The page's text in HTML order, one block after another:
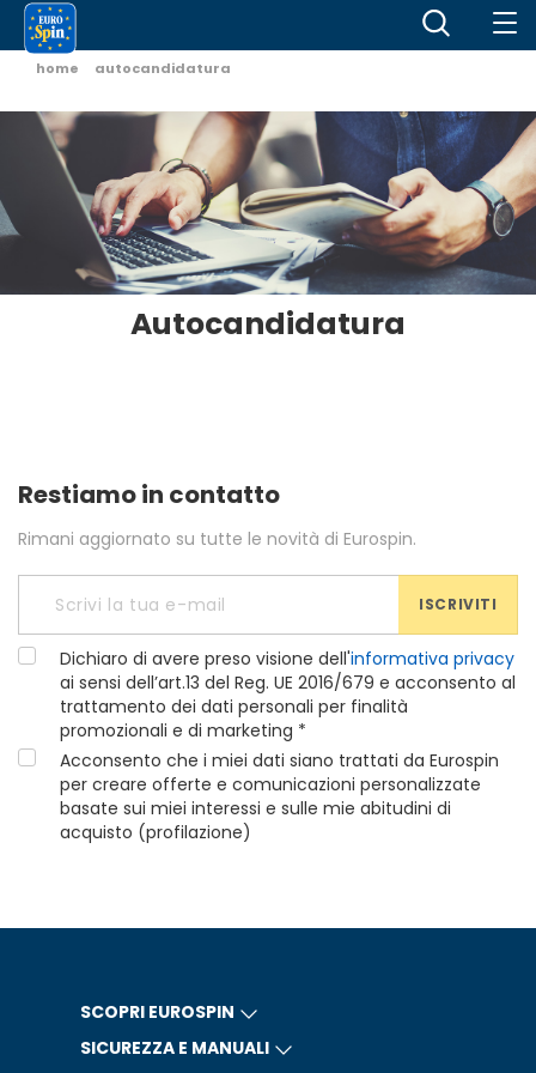
home autocandidatura
Autocandidatura
Restiamo in contatto
Rimani aggiornato su tutte le novità di Eurospin.
ISCRIVITI
Dichiaro di avere preso visione dell'informativa privacy
ai sensi dell’art.13 del Reg. UE 2016/679 e acconsento al
trattamento dei dati personali per finalità
promozionali e di marketing *
Acconsento che i miei dati siano trattati da Eurospin
per creare offerte e comunicazioni personalizzate
basate sui miei interessi e sulle mie abitudini di
acquisto (profilazione)
SCOPRI EUROSPIN
SICUREZZA E MANUALI